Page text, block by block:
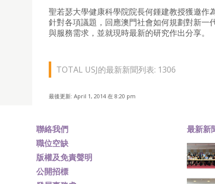
聖若瑟大學健康科學院院長何鍾建教授獲邀作
針對各項議題，回應澳門社會如何規劃對新一
與服務需求，並就現時最新的研究作出分享。
TOTAL USJ的最新新聞列表: 1306
最後更新: April 1, 2014 在 8:20 pm
聯絡我們
職位空缺
版權及免責聲明
公開招標
最新新